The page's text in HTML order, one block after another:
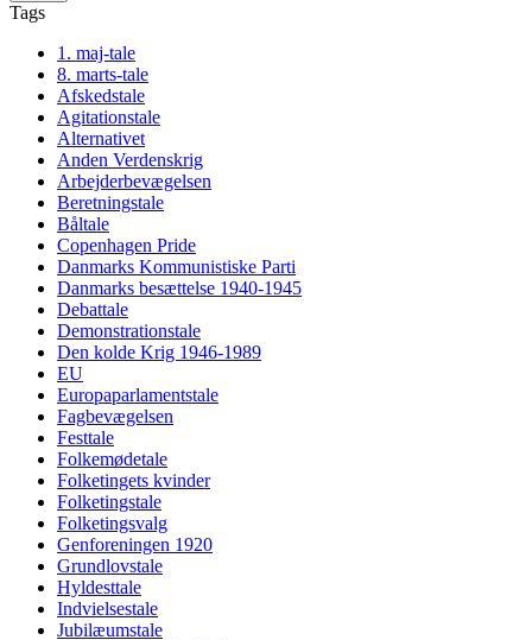
Tags
1. maj-tale
8. marts-tale
Afskedstale
Agitationstale
Alternativet
Anden Verdenskrig
Arbejderbevægelsen
Beretningstale
Båltale
Copenhagen Pride
Danmarks Kommunistiske Parti
Danmarks besættelse 1940-1945
Debattale
Demonstrationstale
Den kolde Krig 1946-1989
EU
Europaparlamentstale
Fagbevægelsen
Festtale
Folkemødetale
Folketingets kvinder
Folketingstale
Folketingsvalg
Genforeningen 1920
Grundlovstale
Hyldesttale
Indvielsestale
Jubilæumstale